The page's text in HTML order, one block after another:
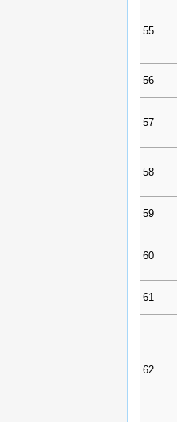
55
56
57
58
59
60
61
62